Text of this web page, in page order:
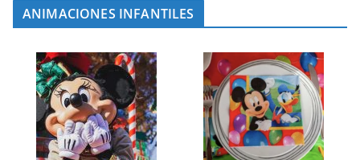
ANIMACIONES INFANTILES